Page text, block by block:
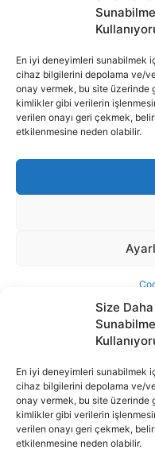
Size
En iyi deneyimleri sunabilmek
cihaz bilgilerini depolama ve/
onay vermek, bu site üzerinde
kimlikler gibi verilerin
verilen onayı geri çekmek,
etkilenmesine neden olabilir.
İnternet portalımızda yer
içeriğin hakları
basılı ya da elektronik